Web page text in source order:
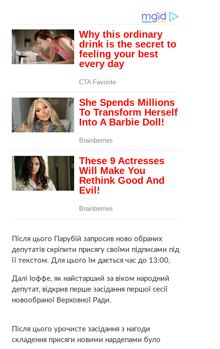
Після цього Парубій запросив ново обраних
депутатів скріпити присягу своїми підписами під
її текстом. Для цього їм дається час до 13:00.
Далі Іоффе, як найстарший за віком народний
депутат, відкрив перше засідання першої сесії
новообраної Верховної Ради.
Після цього урочисте засідання з нагоди
складення присяги новими нардепами було